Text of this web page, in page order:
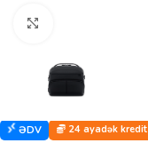
ƏDV 24 ayadək kredit